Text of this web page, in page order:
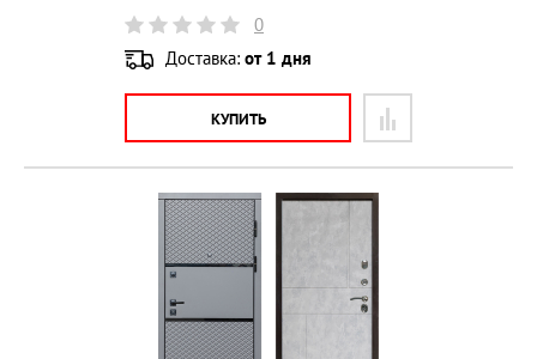
0
Доставка: от 1 дня
КУПИТЬ